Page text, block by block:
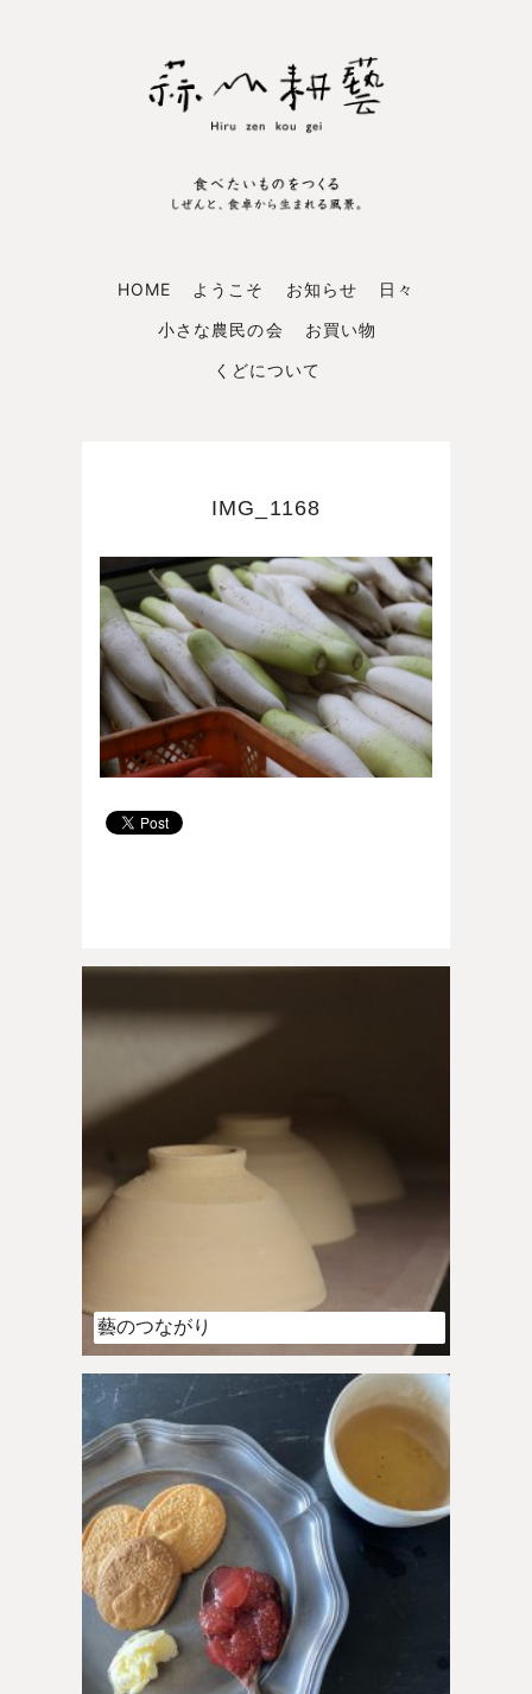
HOME ようこそ お知らせ
日々
小さな農民の会
お買い物
くどについて
IMG_1168
藝のつながり